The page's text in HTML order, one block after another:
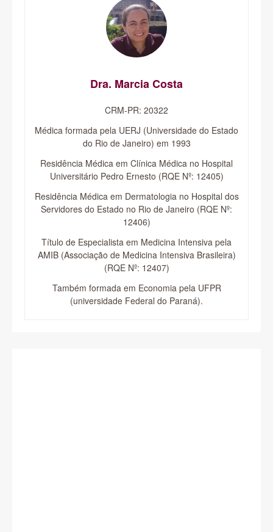
Dra. Marcia Costa
CRM-PR: 20322
Médica formada pela UERJ (Universidade do Estado
do Rio de Janeiro) em 1993
Residência Médica em Clínica Médica no Hospital
Universitário Pedro Ernesto (RQE Nº: 12405)
Residência Médica em Dermatologia no Hospital dos
Servidores do Estado no Rio de Janeiro (RQE Nº:
12406)
Título de Especialista em Medicina Intensiva pela
AMIB (Associação de Medicina Intensiva Brasileira)
(RQE Nº: 12407)
Também formada em Economia pela UFPR
(universidade Federal do Paraná).